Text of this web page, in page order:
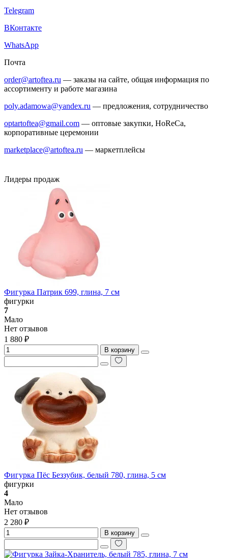
Telegram
ВКонтакте
WhatsApp
Почта
order@artoftea.ru — заказы на сайте, общая информация по
ассортименту и работе магазина
poly.adamowa@yandex.ru — предложения, сотрудничество
optartoftea@gmail.com — оптовые закупки, HoReCa,
корпоративные церемонии
marketplace@artoftea.ru — маркетплейсы
Лидеры продаж
Фигурка Патрик 699, глина, 7 см
фигурки
7
Мало
Нет отзывов
1 880 ₽
В корзину
Фигурка Пёс Беззубик, белый 780, глина, 5 см
фигурки
4
Мало
Нет отзывов
2 280 ₽
В корзину